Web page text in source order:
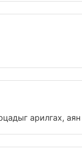
арилгах,